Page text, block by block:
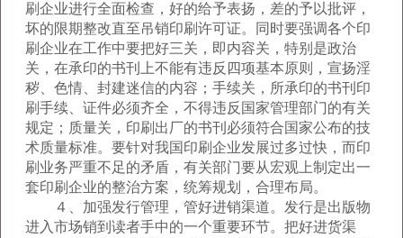
刷企业进行全面检查，好的给予表扬，差的予以批评，
坏的限期整改直至吊销印刷许可证。同时要强调各个印
刷企业在工作中要把好三关，即内容关，特别是政治
关，在承印的书刊上不能有违反四项基本原则，宣扬淫
秽、色情、封建迷信的内容；手续关，所承印的书刊印
刷手续、证件必须齐全，不得违反国家管理部门的有关
规定；质量关，印刷出厂的书刊必须符合国家公布的技
术质量标准。要针对我国印刷企业发展过多过快，而印
刷业务严重不足的矛盾，有关部门要从宏观上制定出一
套印刷企业的整治方案，统筹规划，合理布局。
４、加强发行管理，管好进销渠道。发行是出版物
进入市场销到读者手中的一个重要环节。把好进货渠